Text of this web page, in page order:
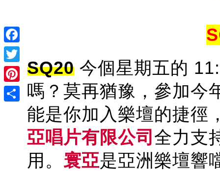
Facebook
Twitter
Pinterest
SQ20 今個星期五的
嗎？莫再猶豫，參加今
能是你加入樂壇的捷徑
亞唱片有限公司 全力支
用。 寰亞是亞洲樂壇響